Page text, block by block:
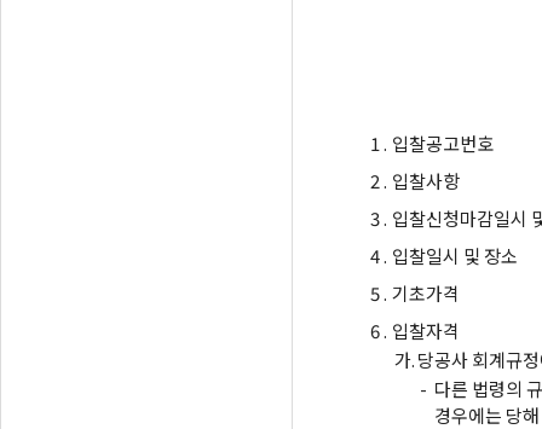
1 . 입찰공고번호
2 . 입찰사항
3 . 입찰신청마감일시
4 . 입찰일시 및 장소
5 . 기초가격
6 . 입찰자격
가.당공사 회계규
- 다른 법령의
경우에는 당